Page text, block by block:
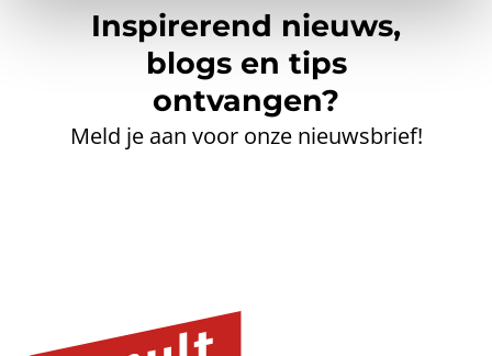
Inspirerend nieuws,
blogs en tips
ontvangen?
Meld je aan voor onze nieuwsbrief!